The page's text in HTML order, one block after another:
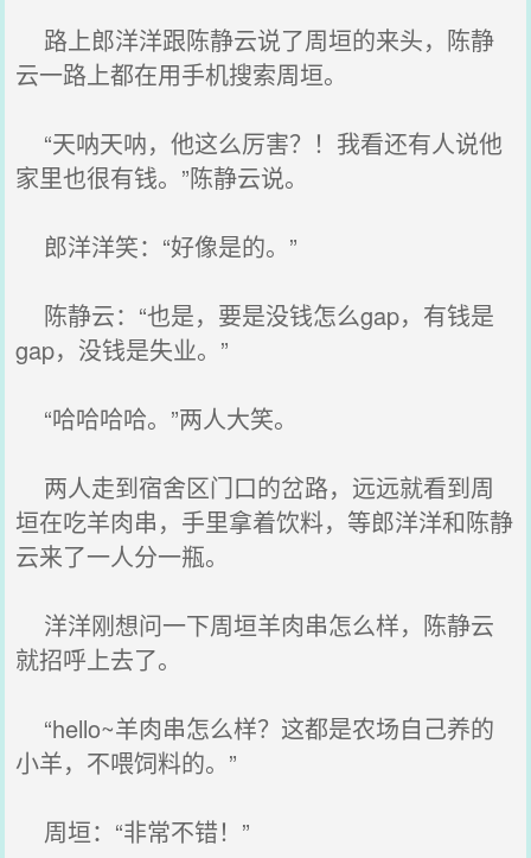
路上郎洋洋跟陈静云说了周垣的来头，陈静
云一路上都在用手机搜索周垣。
“天呐天呐，他这么厉害？！我看还有人说他
家里也很有钱。”陈静云说。
郎洋洋笑：“好像是的。”
陈静云：“也是，要是没钱怎么gap，有钱是
gap，没钱是失业。”
“哈哈哈哈。”两人大笑。
两人走到宿舍区门口的岔路，远远就看到周
垣在吃羊肉串，手里拿着饮料，等郎洋洋和陈静
云来了一人分一瓶。
洋洋刚想问一下周垣羊肉串怎么样，陈静云
就招呼上去了。
“hello~羊肉串怎么样？这都是农场自己养的
小羊，不喂饲料的。”
周垣：“非常不错！”